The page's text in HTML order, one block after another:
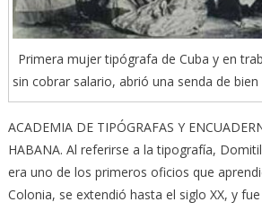
Primera mujer tipógrafa de Cuba y en
sin cobrar salario, abrió una senda de
ACADEMIA DE TIPÓGRAFAS Y
HABANA. Al referirse a la tipografía,
era uno de los primeros oficios que
Colonia, se extendió hasta el siglo XX, y